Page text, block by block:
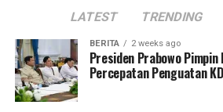
LATEST TRENDING
BERITA 2 weeks ago
Presiden Prabowo Pimpin
Percepatan Penguatan